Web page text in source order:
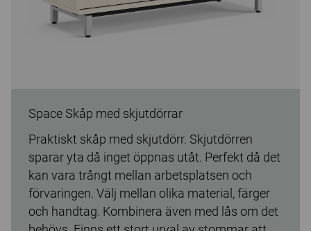
Space Skåp med skjutdörrar
Praktiskt skåp med skjutdörr. Skjutdörren
sparar yta då inget öppnas utåt. Perfekt då det
kan vara trångt mellan arbetsplatsen och
förvaringen. Välj mellan olika material, färger
och handtag. Kombinera även med lås om det